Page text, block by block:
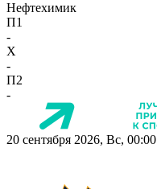
Нефтехимик
П1
-
X
-
П2
-
20 сентября 2026, Вс, 00:00